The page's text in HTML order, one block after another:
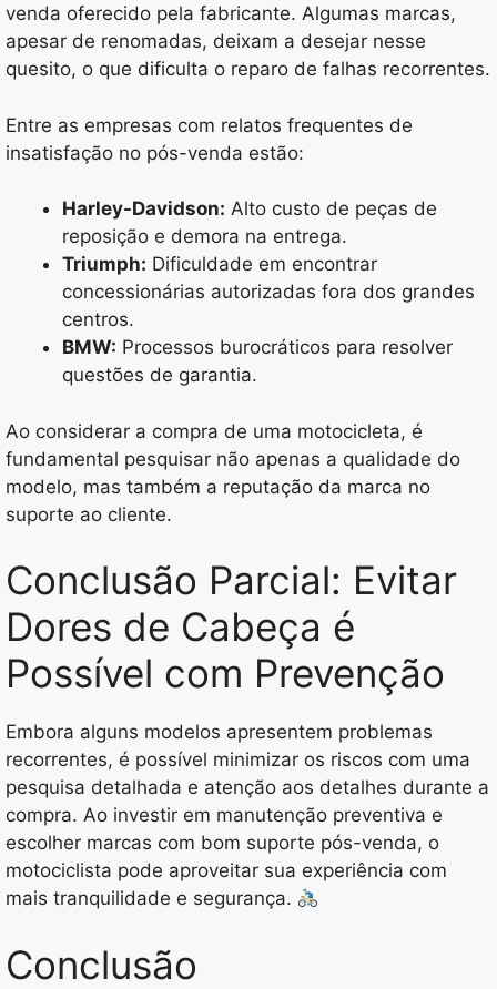
venda oferecido pela fabricante. Algumas marcas,
apesar de renomadas, deixam a desejar nesse
quesito, o que dificulta o reparo de falhas recorrentes.
Entre as empresas com relatos frequentes de
insatisfação no pós-venda estão:
Harley-Davidson: Alto custo de peças de
reposição e demora na entrega.
Triumph: Dificuldade em encontrar
concessionárias autorizadas fora dos grandes
centros.
BMW: Processos burocráticos para resolver
questões de garantia.
Ao considerar a compra de uma motocicleta, é
fundamental pesquisar não apenas a qualidade do
modelo, mas também a reputação da marca no
suporte ao cliente.
Conclusão Parcial: Evitar
Dores de Cabeça é
Possível com Prevenção
Embora alguns modelos apresentem problemas
recorrentes, é possível minimizar os riscos com uma
pesquisa detalhada e atenção aos detalhes durante a
compra. Ao investir em manutenção preventiva e
escolher marcas com bom suporte pós-venda, o
motociclista pode aproveitar sua experiência com
mais tranquilidade e segurança.
Conclusão